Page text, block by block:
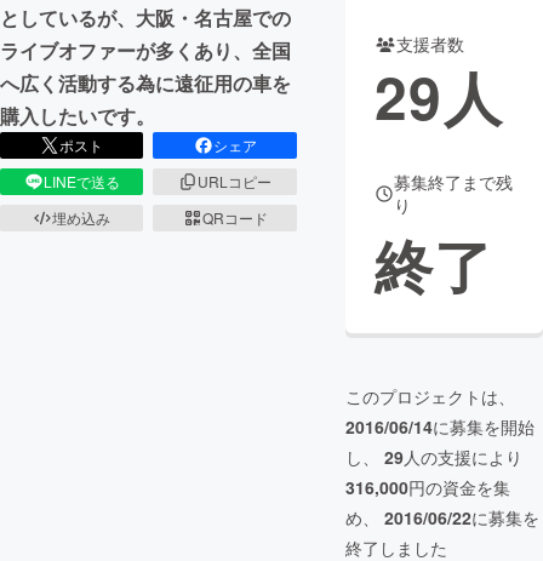
としているが、大阪・名古屋での
ライブオファーが多くあり、全国
へ広く活動する為に遠征用の車を
購入したいです。
ポスト
シェア
LINEで送る
URLコピー
埋め込み
QRコード
支援者数
29人
募集終了まで残
り
終了
このプロジェクトは、
2016/06/14に募集を開始
し、 29人の支援により
316,000円の資金を集
め、 2016/06/22に募集を
終了しました